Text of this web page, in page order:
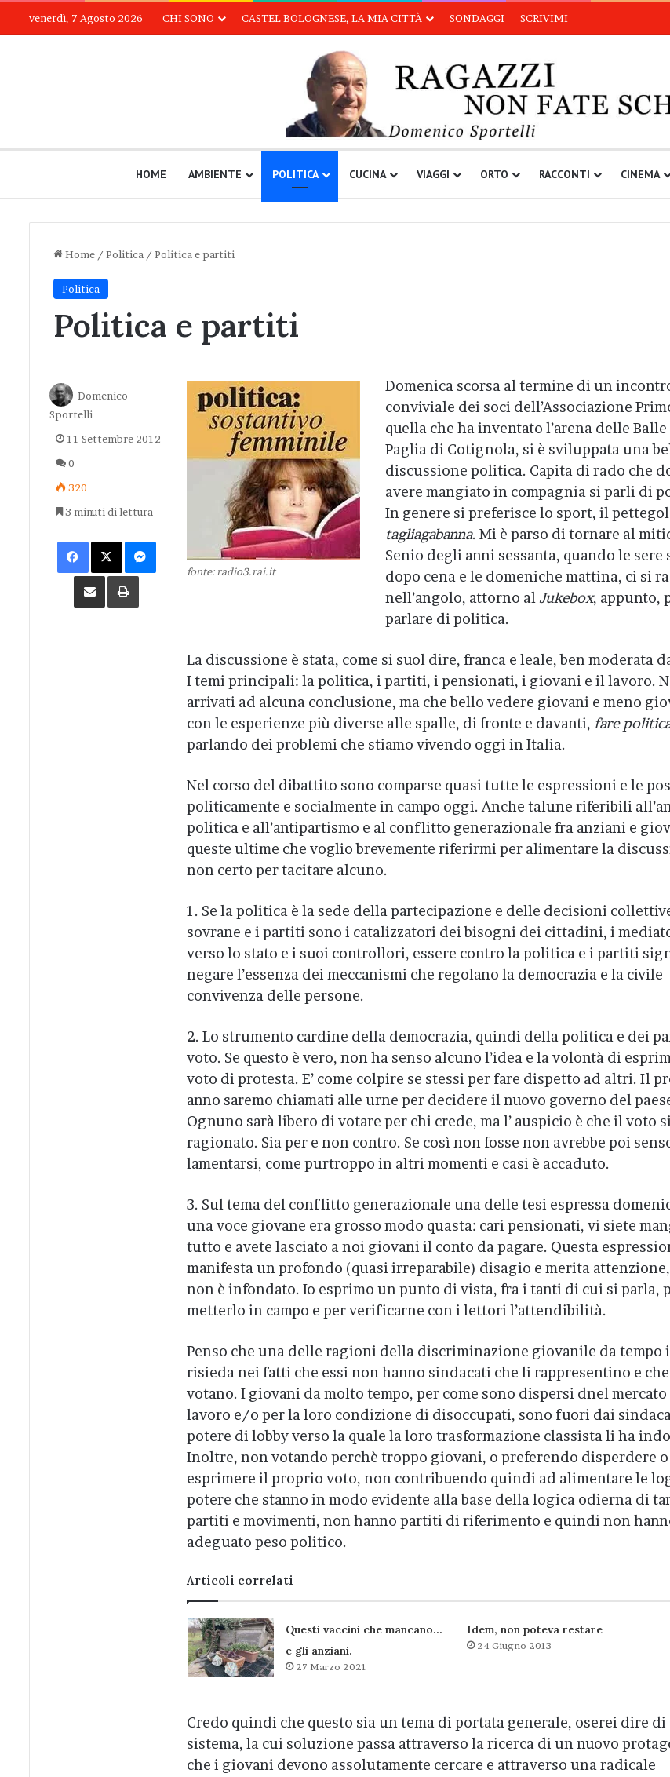
venerdì, 7 Agosto 2026 CHI SONO CASTEL BOLOGNESE, LA MIA CITTÀ SONDAGGI SCRIVIMI
HOME AMBIENTE POLITICA CUCINA VIAGGI ORTO RACCONTI CINEMA
Home / Politica / Politica e partiti
Politica
Politica e partiti
fonte: radio3.rai.it
Domenica scorsa al termine di un
conviviale dei soci dell’Associazione
quella che ha inventato l’arena delle Balle
Paglia di Cotignola, si è sviluppata una
discussione politica. Capita di rado che
avere mangiato in compagnia si parli di
In genere si preferisce lo sport, il
tagliagabanna. Mi è parso di tornare al
Senio degli anni sessanta, quando le sere
dopo cena e le domeniche mattina, ci si
nell’angolo, attorno al Jukebox, appunto,
parlare di politica.
La discussione è stata, come si suol dire, franca e leale, ben moderata
I temi principali: la politica, i partiti, i pensionati, i giovani e il lavoro.
arrivati ad alcuna conclusione, ma che bello vedere giovani e meno
con le esperienze più diverse alle spalle, di fronte e davanti, fare
parlando dei problemi che stiamo vivendo oggi in Italia.
Nel corso del dibattito sono comparse quasi tutte le espressioni e le
politicamente e socialmente in campo oggi. Anche talune riferibili
politica e all’antipartismo e al conflitto generazionale fra anziani e
queste ultime che voglio brevemente riferirmi per alimentare la
non certo per tacitare alcuno.
1. Se la politica è la sede della partecipazione e delle decisioni
sovrane e i partiti sono i catalizzatori dei bisogni dei cittadini, i
verso lo stato e i suoi controllori, essere contro la politica e i partiti
negare l’essenza dei meccanismi che regolano la democrazia e la civile
convivenza delle persone.
2. Lo strumento cardine della democrazia, quindi della politica e dei
voto. Se questo è vero, non ha senso alcuno l’idea e la volontà di
voto di protesta. E’ come colpire se stessi per fare dispetto ad altri. Il
anno saremo chiamati alle urne per decidere il nuovo governo del
Ognuno sarà libero di votare per chi crede, ma l’ auspicio è che il voto
ragionato. Sia per e non contro. Se così non fosse non avrebbe poi
lamentarsi, come purtroppo in altri momenti e casi è accaduto.
3. Sul tema del conflitto generazionale una delle tesi espressa
una voce giovane era grosso modo quasta: cari pensionati, vi siete
tutto e avete lasciato a noi giovani il conto da pagare. Questa
manifesta un profondo (quasi irreparabile) disagio e merita
non è infondato. Io esprimo un punto di vista, fra i tanti di cui si parla,
metterlo in campo e per verificarne con i lettori l’attendibilità.
Penso che una delle ragioni della discriminazione giovanile da tempo
risieda nei fatti che essi non hanno sindacati che li rappresentino e
votano. I giovani da molto tempo, per come sono dispersi dnel mercato
lavoro e/o per la loro condizione di disoccupati, sono fuori dai
potere di lobby verso la quale la loro trasformazione classista li ha
Inoltre, non votando perchè troppo giovani, o preferendo disperdere
esprimere il proprio voto, non contribuendo quindi ad alimentare le
potere che stanno in modo evidente alla base della logica odierna di
partiti e movimenti, non hanno partiti di riferimento e quindi non
adeguato peso politico.
Articoli correlati
Questi vaccini che mancano…
e gli anziani.
27 Marzo 2021
Idem, non poteva restare
24 Giugno 2013
Credo quindi che questo sia un tema di portata generale, oserei dire di
sistema, la cui soluzione passa attraverso la ricerca di un nuovo
che i giovani devono assolutamente cercare e attraverso una radicale
Domenico
Sportelli
11 Settembre 2012
0
320
3 minuti di lettura
Facebook
X Messenger
Condividi via Email Stampa